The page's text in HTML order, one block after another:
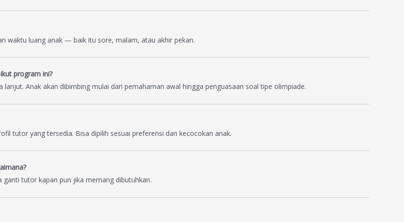
waktu luang anak — baik itu sore, malam, atau akhir pekan.
program ini?
Anak akan dibimbing mulai dari pemahaman awal hingga penguasaan soal tipe olimpiade.
tutor yang tersedia. Bisa dipilih sesuai preferensi dan kecocokan anak.
ganti tutor kapan pun jika memang dibutuhkan.